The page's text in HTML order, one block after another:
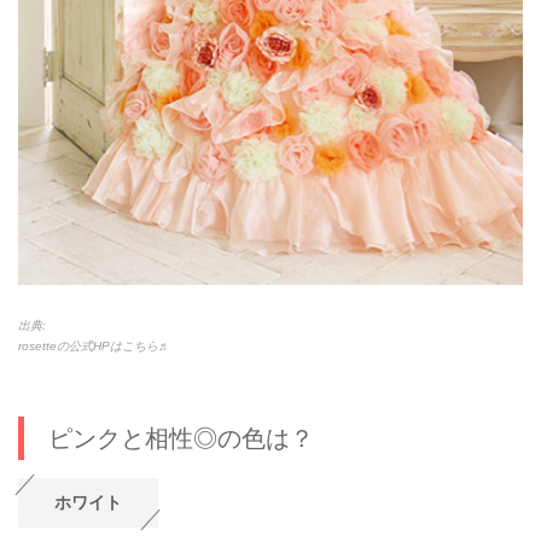
出典:
rosetteの公式HPはこちら♬
ピンクと相性◎の色は？
ホワイト